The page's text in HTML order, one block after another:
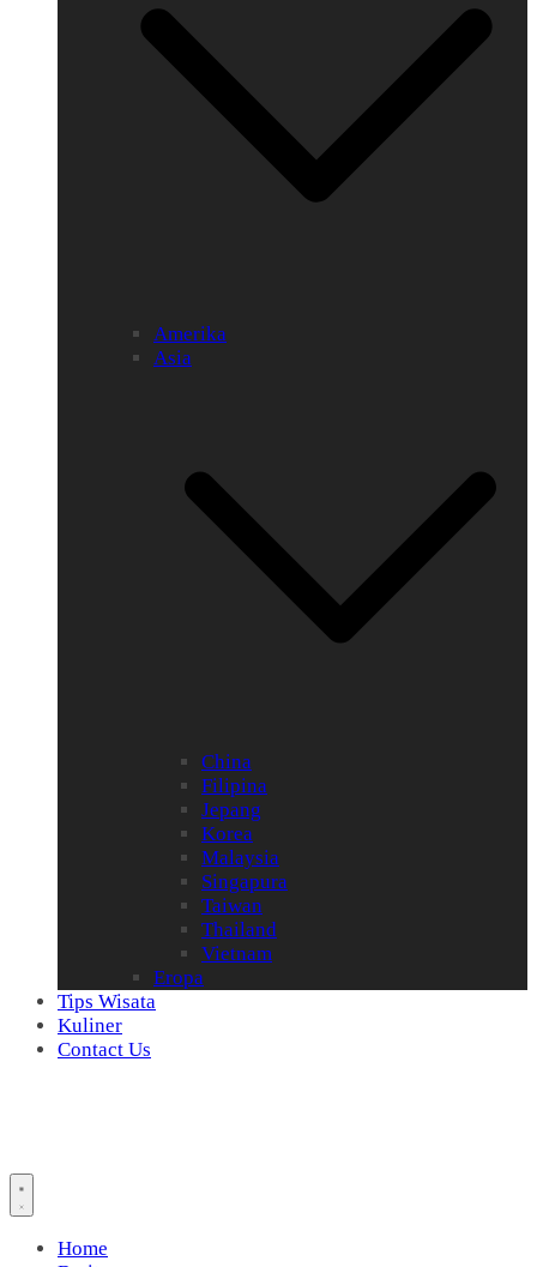
Amerika
Asia
China
Filipina
Jepang
Korea
Malaysia
Singapura
Taiwan
Thailand
Vietnam
Eropa
Tips Wisata
Kuliner
Contact Us
Home